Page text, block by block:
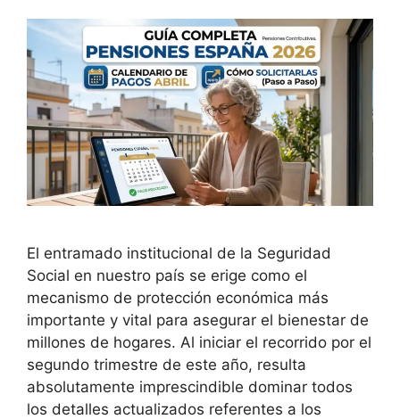
El entramado institucional de la Seguridad
Social en nuestro país se erige como el
mecanismo de protección económica más
importante y vital para asegurar el bienestar de
millones de hogares. Al iniciar el recorrido por el
segundo trimestre de este año, resulta
absolutamente imprescindible dominar todos
los detalles actualizados referentes a los